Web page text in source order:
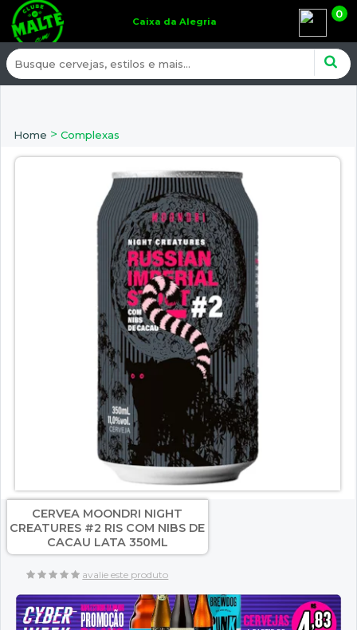
Caixa da Alegria
0
Home > Complexas
CERVEA MOONDRI NIGHT
CREATURES #2 RIS COM NIBS DE
CACAU LATA 350ML
avalie este produto